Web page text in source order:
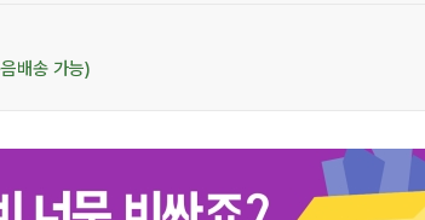
배송 가능)